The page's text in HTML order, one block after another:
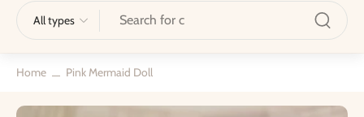
All types
Home Pink Mermaid Doll